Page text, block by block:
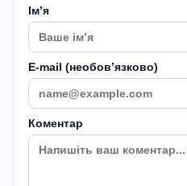
Імʼя
E-mail (необовʼязково)
Коментар